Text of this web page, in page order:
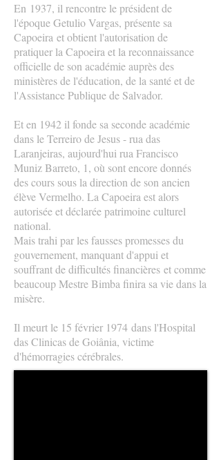
En 1937, il rencontre le président de
l'époque Getulio Vargas, présente sa
Capoeira et obtient l'autorisation de
pratiquer la Capoeira et la reconnaissance
officielle de son académie auprès des
ministères de l'éducation, de la santé et de
l'Assistance Publique de Salvador.
Et en 1942 il fonde sa seconde académie
dans le Terreiro de Jesus - rua das
Laranjeiras, aujourd'hui rua Francisco
Muniz Barreto, 1, où sont encore donnés
des cours sous la direction de son ancien
élève Vermelho. La Capoeira est alors
autorisée et déclarée patrimoine culturel
national.
Mais trahi par les fausses promesses du
gouvernement, manquant d'appui et
souffrant de difficultés financières et comme
beaucoup Mestre Bimba finira sa vie dans la
misère.
Il meurt le 15 février 1974 dans l'Hospital
das Clinicas de Goiânia, victime
d'hémorragies cérébrales.